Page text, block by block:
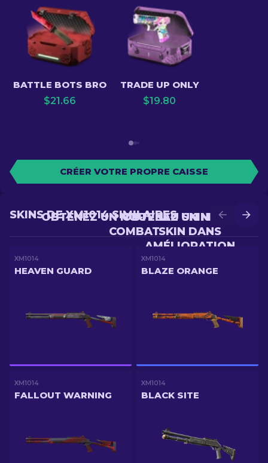
BATTLE BOTS BRO
$21.66
TRADE UP ONLY
$19.80
CRÉER VOTRE PROPRE CAISSE
OBTENEZ UN MEILLEUR
SKIN DANS
AMÉLIORATION
OBTENEZ UN NOUVEAU SKIN EN
COMBAT
SKINS DE XM1014 SIMILAIRES
XM1014
HEAVEN GUARD
XM1014
BLAZE ORANGE
XM1014
FALLOUT WARNING
XM1014
BLACK SITE